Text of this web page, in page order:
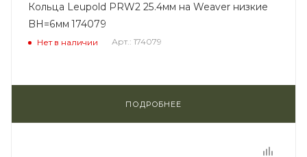
Кольца Leupold PRW2 25.4мм на Weaver низкие
BH=6мм 174079
Нет в наличии Арт.: 174079
ПОДРОБНЕЕ